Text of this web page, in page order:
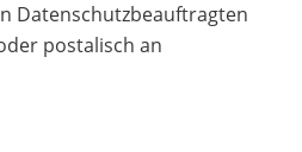
Datenschutzbeauftragten
postalisch an